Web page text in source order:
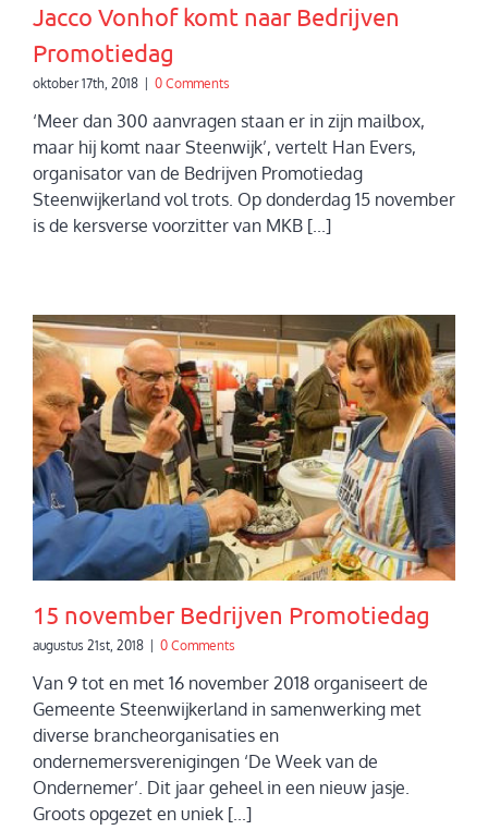
Jacco Vonhof komt naar Bedrijven
Promotiedag
oktober 17th, 2018 | 0 Comments
‘Meer dan 300 aanvragen staan er in zijn mailbox,
maar hij komt naar Steenwijk’, vertelt Han Evers,
organisator van de Bedrijven Promotiedag
Steenwijkerland vol trots. Op donderdag 15 november
is de kersverse voorzitter van MKB [...]
15 november Bedrijven Promotiedag
augustus 21st, 2018 0 Comments
Van 9 tot en met 16 november 2018 organiseert de
Gemeente Steenwijkerland in samenwerking met
diverse brancheorganisaties en
ondernemersverenigingen ‘De Week van de
Ondernemer’. Dit jaar geheel in een nieuw jasje.
Groots opgezet en uniek [...]